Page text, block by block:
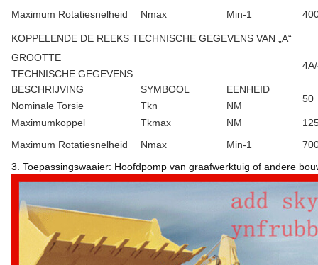
Maximum Rotatiesnelheid
Nmax Min-1
KOPPELENDE DE REEKS TECHNISCHE GEGEVENS VAN „A“
GROOTTE
TECHNISCHE GEGEVENS
BESCHRIJVING
SYMBOOL
EENHEID
50
Nominale Torsie Tkn
NM
Maximumkoppel
Tkmax NM
Maximum Rotatiesnelheid
Nmax Min-1
3. Toepassingswaaier: Hoofdpomp van graafwerktuig of andere